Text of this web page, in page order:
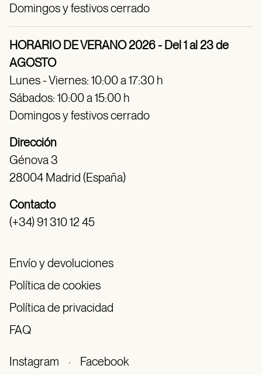
Domingos y festivos cerrado
HORARIO DE VERANO 2026 - Del 1 al 23 de
AGOSTO
Lunes - Viernes: 10:00 a 17:30 h
Sábados: 10:00 a 15:00 h
Domingos y festivos cerrado
Dirección
Génova 3
28004 Madrid (España)
Contacto
(+34) 91 310 12 45
Envío y devoluciones
Política de cookies
Política de privacidad
FAQ
Instagram · Facebook